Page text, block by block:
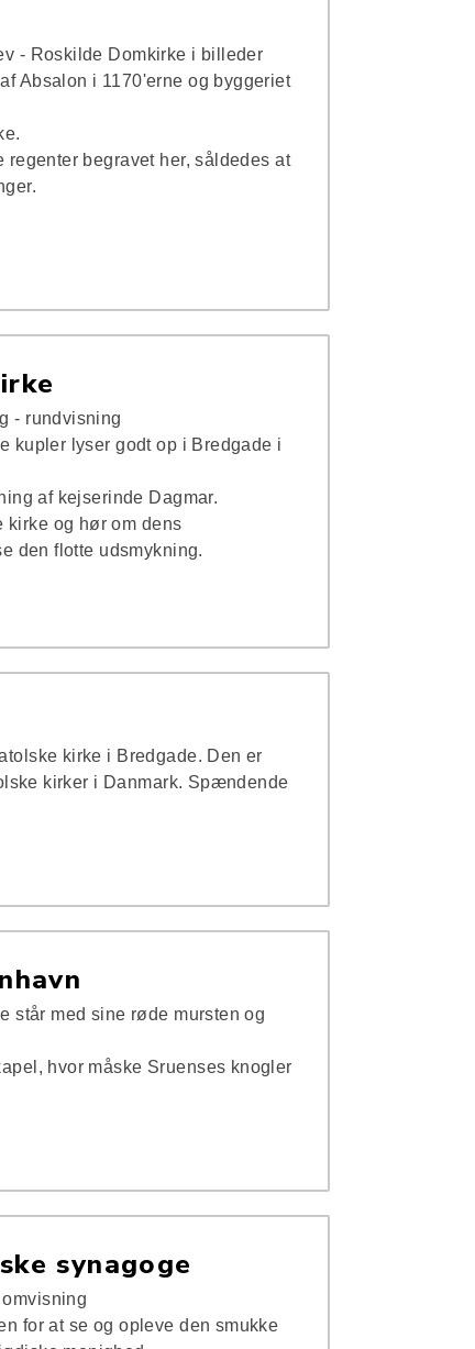
- Roskilde Domkirke i billeder
Absalon i 1170'erne og byggeriet
begravet her, såldedes at
- rundvisning
kupler lyser godt op i Bredgade i
af kejserinde Dagmar.
kirke og hør om dens
den flotte udsmykning.
kirke i Bredgade. Den er
kirker i Danmark. Spændende
står med sine røde mursten og
hvor måske Sruenses knogler
synagoge
for at se og opleve den smukke